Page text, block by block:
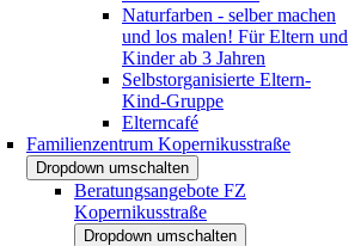
Naturfarben - selber machen
und los malen! Für Eltern und
Kinder ab 3 Jahren
Selbstorganisierte Eltern-
Kind-Gruppe
Elterncafé
Familienzentrum Kopernikusstraße
Dropdown umschalten
Beratungsangebote FZ
Kopernikusstraße
Dropdown umschalten